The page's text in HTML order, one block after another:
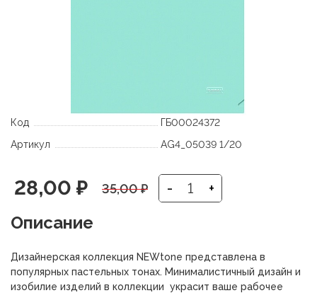
Код
ГБ00024372
Артикул
AG4_05039 1/20
35,00₽
Первоначальная
цена
составляла
35,00 ₽.
28,00 ₽
Текущая
цена:
28,00 ₽.
- +
Описание
Дизайнерская коллекция NEWtone представлена в
популярных пастельных тонах. Минималистичный дизайн и
изобилие изделий в коллекции украсит ваше рабочее